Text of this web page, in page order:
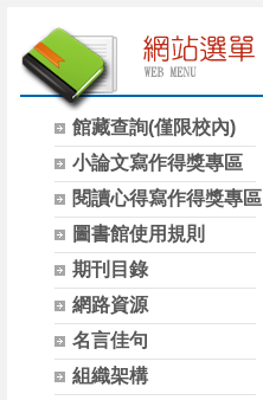
館藏查詢(僅限校內)
小論文寫作得獎專區
閱讀心得寫作得獎專區
圖書館使用規則
期刊目錄
網路資源
名言佳句
組織架構